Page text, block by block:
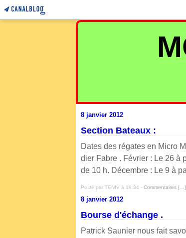
8 janvier 2012
Section Bateaux :
Dates des régates en Micro
dier Fabre . Février : Le 26 à
de 10 h. Décembre : Le 9 à
Posté par TENIV à 19:34 - Commentaires [ ]
8 janvier 2012
Bourse d'échange .
Patrick Saunier nous fait